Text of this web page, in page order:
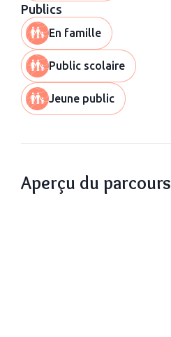
Publics
En famille
Public scolaire
Jeune public
Aperçu du parcours